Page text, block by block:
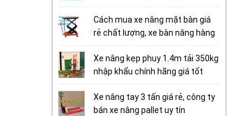
Cách mua xe nâng mặt bàn giá
rẻ chất lượng, xe bàn nâng hàng
Xe nâng kẹp phuy 1.4m tải 350kg
nhập khẩu chính hãng giá tốt
Xe nâng tay 3 tấn giá rẻ, công ty
bán xe nâng pallet uy tín